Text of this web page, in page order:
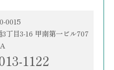
0015
丁目3-16 甲南第一ビル707
A
1122